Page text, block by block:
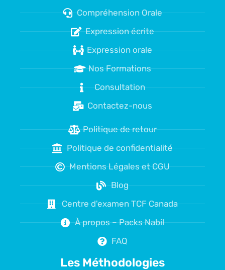
Compréhension Orale
Expression écrite
Expression orale
Nos Formations
Consultation
Contactez-nous
Politique de retour
Politique de confidentialité
Mentions Légales et CGU
Blog
Centre d'examen TCF Canada
À propos – Packs Nabil
FAQ
Les Méthodologies